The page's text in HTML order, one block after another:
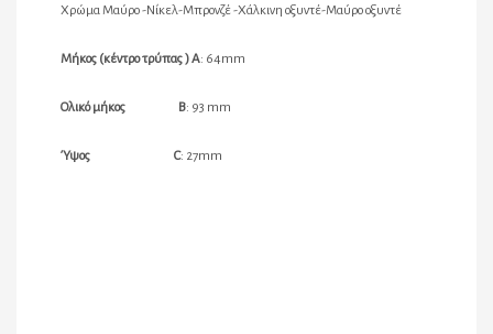
Χρώμα Μαύρο -Νίκελ-Μπρονζέ -Χάλκινη οξυντέ-Μαύρο οξυντέ
Μήκος (κέντρο τρύπας ) Α: 64mm
Ολικό μήκος B: 93 mm
Ύψος C: 27mm